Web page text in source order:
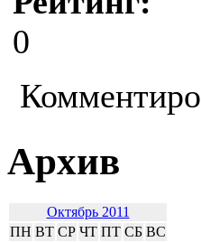
0
Архив
Октябрь 2011
ПН ВТ СР ЧТ ПТ СБ ВС